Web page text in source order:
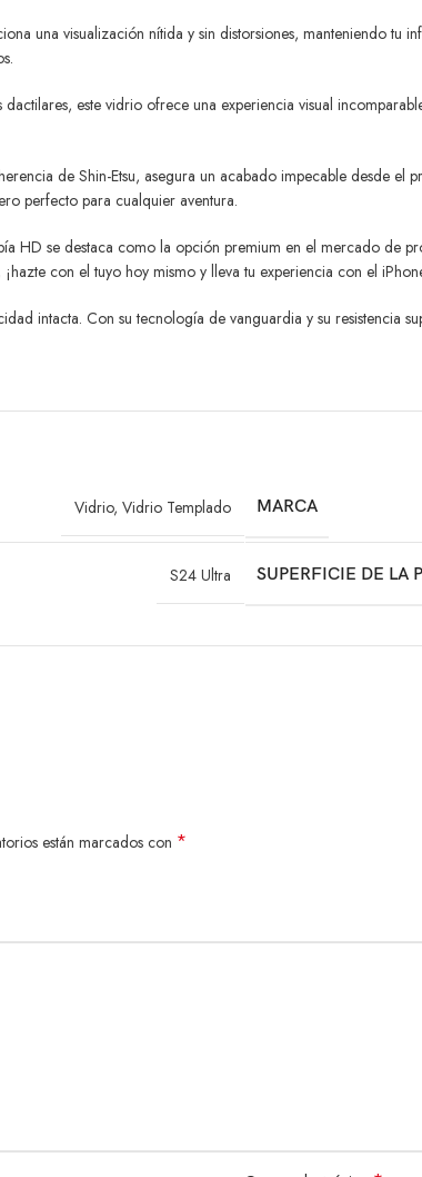
una visualización nítida y sin distorsiones, manteniendo
este vidrio ofrece una experiencia visual
de Shin-Etsu, asegura un acabado impecable desde el
perfecto para cualquier aventura.
HD se destaca como la opción premium en el mercado de
con el tuyo hoy mismo y lleva tu experiencia con el
intacta. Con su tecnología de vanguardia y su resistencia
Vidrio, Vidrio Templado MARCA
S24 Ultra SUPERFICIE DE LA
están marcados con *